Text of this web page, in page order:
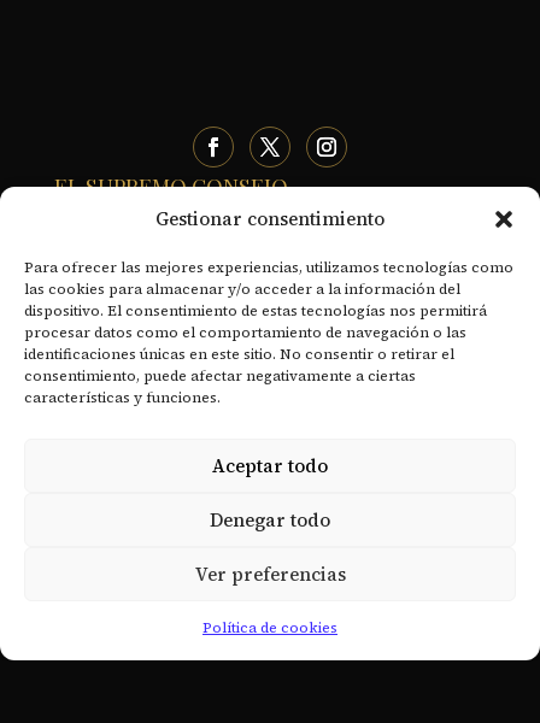
Gestionar consentimiento
Para ofrecer las mejores experiencias, utilizamos tecnologías como
las cookies para almacenar y/o acceder a la información del
dispositivo. El consentimiento de estas tecnologías nos permitirá
procesar datos como el comportamiento de navegación o las
identificaciones únicas en este sitio. No consentir o retirar el
consentimiento, puede afectar negativamente a ciertas
características y funciones.
Aceptar todo
Denegar todo
Ver preferencias
Política de cookies
EL SUPREMO CONSEJO
- Organización territorial
- Declaración de principios
- Sentido y Misión del Rito Escocés
- Soberanos Grandes Comendadores
- Academia de Estudios Masónicos
- Fue noticia